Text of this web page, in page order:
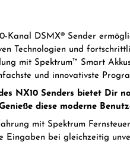
Kanal DSMX® Sender
Technologien und
mit Spektrum™ Smart
und innovativste
NX10 Senders bietet Dir
diese moderne
mit Spektrum
Eingaben bei gleichzeitig